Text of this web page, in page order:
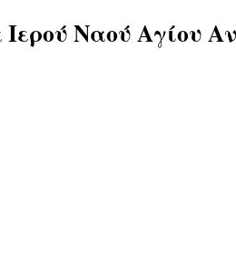
Ναού Αγίου